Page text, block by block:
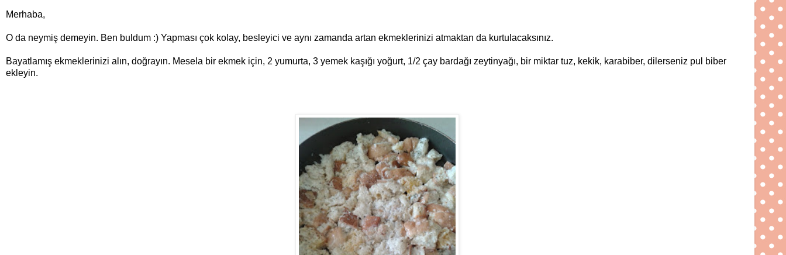
Merhaba,
O da neymiş demeyin. Ben buldum :) Yapması çok kolay, besleyici ve aynı zamanda artan ekmeklerinizi atmaktan da kurtulacaksınız.
Bayatlamış ekmeklerinizi alın, doğrayın. Mesela bir ekmek için, 2 yumurta, 3 yemek kaşığı yoğurt, 1/2 çay bardağı zeytinyağı, bir miktar tuz, kekik, karabiber, dilerseniz pul biber
ekleyin.